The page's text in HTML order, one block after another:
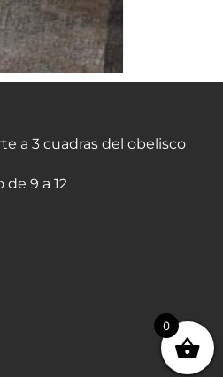
a 3 cuadras del obelisco
de 9 a 12
0